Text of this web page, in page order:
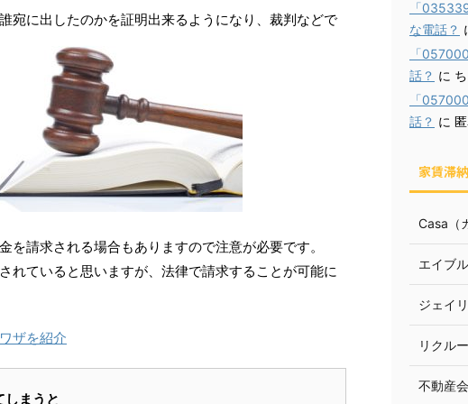
宛に出したのかを証明出来るようになり、裁判などで
を請求される場合もありますので注意が必要です。
れていると思いますが、法律で請求することが可能に
ザを紹介
しまうと
「
な電話？
「
話？ に
「
話？ に
家賃滞
Casa（
エイブ
ジェイ
リクル
不動産